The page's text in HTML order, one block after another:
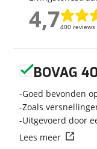
Nieuw of occasion
Techniek
Aantal
Framemateriaal
Kleur
Fabriekskleur
4,7400 reviews
4,7
BOVAG
Goed bevonden
Zoals
Uitgevoerd door
Lees meer